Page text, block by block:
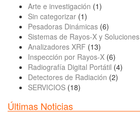
Arte e investigación (1)
Sin categorizar (1)
Pesadoras Dinámicas (6)
Sistemas de Rayos-X y Soluciones
Analizadores XRF (13)
Inspección por Rayos-X (6)
Radiografía Digital Portátil (4)
Detectores de Radiación (2)
SERVICIOS (18)
Últimas Noticias